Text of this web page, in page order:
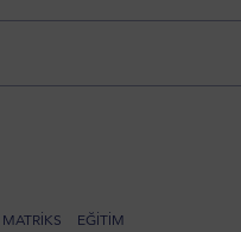
MATRIKS EĞITIM